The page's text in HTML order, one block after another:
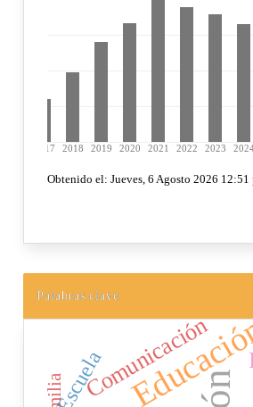
Palabras clave
Comunicación
Escuela